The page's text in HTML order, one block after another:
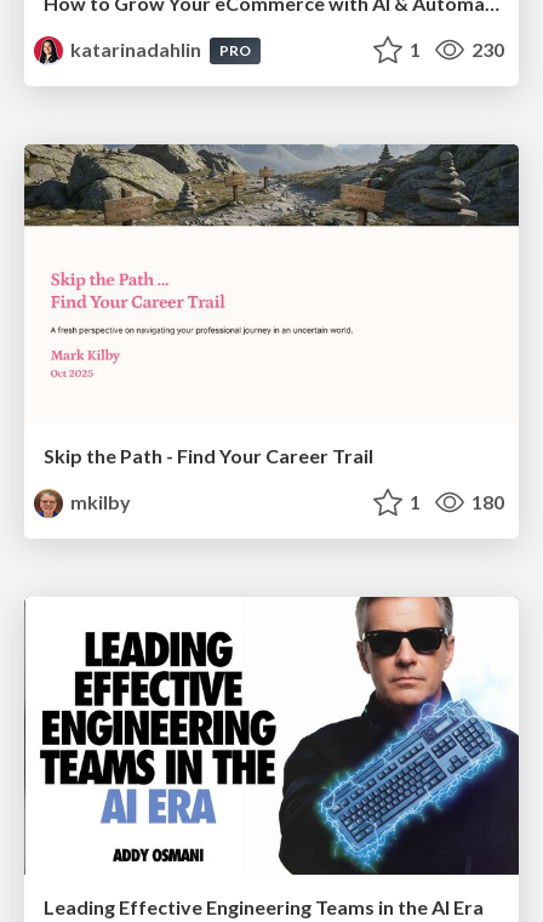
katarinadahlin
PRO 1 230
Skip the Path - Find Your Career Trail
mkilby
1 180
Leading Effective Engineering Teams in the AI Era